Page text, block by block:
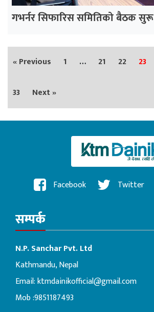
गभर्नर सिफारिस समितिको बैठक सुरू
« Previous 1 … 21 22 23
33 Next »
Facebook Twitter
सम्पर्क
N.P. Sanchar Pvt. Ltd
Kathmandu, Nepal
Email:ktmdainikofficial@gmail.com
Mob :9851187493